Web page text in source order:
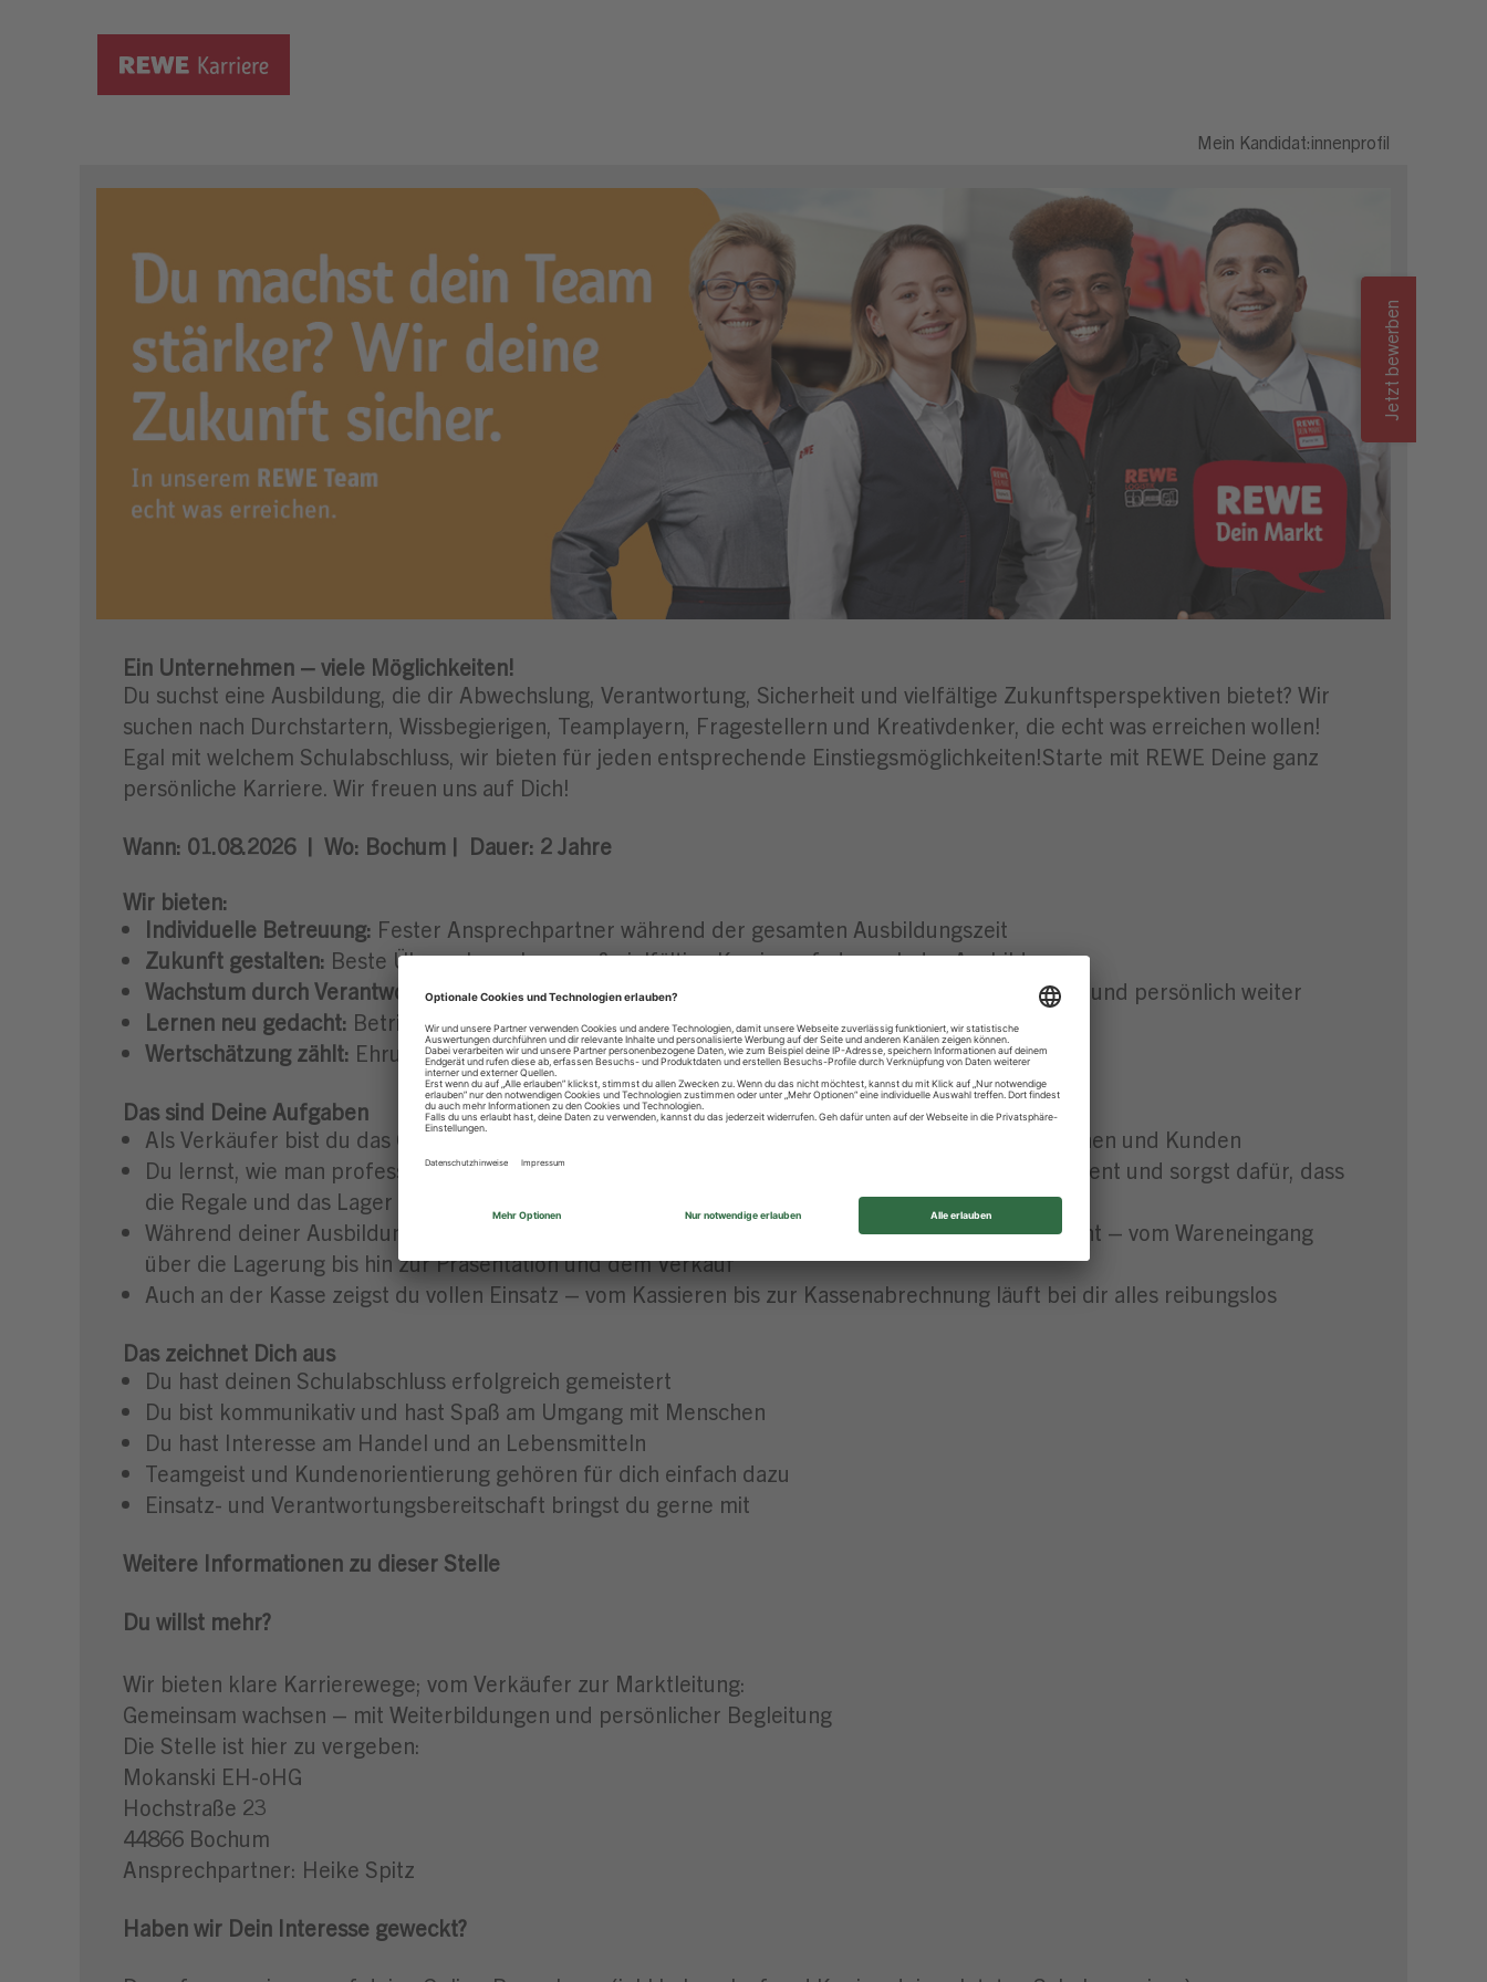
Mein Kandidat:innenprofil
Ausbildung zum Verkäufer (m/w/d)
Ein Unternehmen – viele Möglichkeiten!
Du suchst eine Ausbildung, die dir Abwechslung, Verantwortung, Sicherheit und vielfältige Zukunftsperspektiven bietet? Wir
suchen nach Durchstartern, Wissbegierigen, Teamplayern, Fragestellern und Kreativdenker, die echt was erreichen wollen!
Egal mit welchem Schulabschluss, wir bieten für jeden entsprechende Einstiegsmöglichkeiten!Starte mit REWE Deine ganz
persönliche Karriere. Wir freuen uns auf Dich!
Wann: 01.08.2026 | Wo: Bochum | Dauer: 2 Jahre
Wir bieten:
Individuelle Betreuung: Fester Ansprechpartner während der gesamten Ausbildungszeit
Zukunft gestalten: Beste Übernahmechancen & vielfältige Karrierepfade nach der Ausbildung
Wachstum durch Verantwortung:Mit jedem neuen Aufgabenbereich entwickelst du dich fachlich und persönlich weiter
Lernen neu gedacht: Betriebsunterricht in der Zentrale & topmodernes Schulungszentrum
Wertschätzung zählt: Ehrung der besten Azubis für besondere Leistungen
Das sind Deine Aufgaben
Als Verkäufer bist du das Gesicht unseres Marktes – erster Ansprechpartner für unsere Kundinnen und Kunden
Du lernst, wie man professionelle Verkaufsgespräche führt, wirst zum Experten für unser Sortiment und sorgst dafür, dass
die Regale und das Lager immer gut gefüllt sind
Während deiner Ausbildung wirst du mit allen wichtigen Einzelhandelsprozessen vertraut gemacht – vom Wareneingang
über die Lagerung bis hin zur Präsentation und dem Verkauf
Auch an der Kasse zeigst du vollen Einsatz – vom Kassieren bis zur Kassenabrechnung läuft bei dir alles reibungslos
Das zeichnet Dich aus
Du hast deinen Schulabschluss erfolgreich gemeistert
Du bist kommunikativ und hast Spaß am Umgang mit Menschen
Du hast Interesse am Handel und an Lebensmitteln
Teamgeist und Kundenorientierung gehören für dich einfach dazu
Einsatz- und Verantwortungsbereitschaft bringst du gerne mit
Weitere Informationen zu dieser Stelle
Du willst mehr?
Wir bieten klare Karrierewege; vom Verkäufer zur Marktleitung:
Gemeinsam wachsen – mit Weiterbildungen und persönlicher Begleitung
Die Stelle ist hier zu vergeben:
Mokanski EH-oHG
Hochstraße 23
44866 Bochum
Ansprechpartner: Heike Spitz
Haben wir Dein Interesse geweckt?